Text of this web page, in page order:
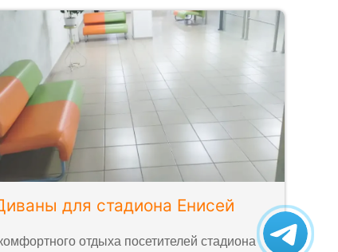
для стадиона Енисей
отдыха посетителей стадиона